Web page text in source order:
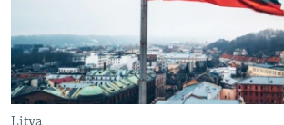
Litva